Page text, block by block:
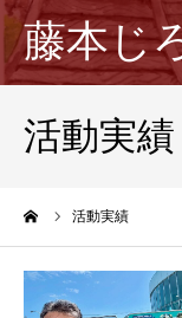
藤本じ
活動実績
活動実績